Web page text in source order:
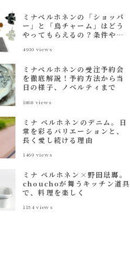
ミナペルホネンの「ショッパ
ー」と「鳥チャーム」はどう
やってもらえるの？条件や種
4930 views
ミナペルホネンの受注予約会
を徹底解説！予約方法から当
日の様子、ノベルティまで
1868 views
ミナ ペルホネンのデニム。日
常を彩るバリエーションと、
長く愛し続ける理由
1469 views
ミナ ペルホネン×野田琺瑯。
chouchoが舞うキッチン道具
で、料理を楽しく
1154 views